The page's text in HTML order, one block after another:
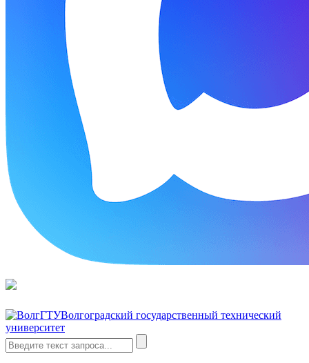
Волгоградский государственный технический
университет